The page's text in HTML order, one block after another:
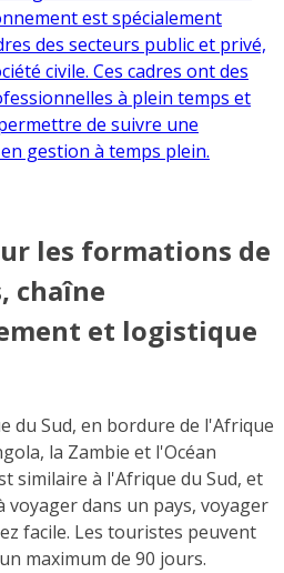
est spécialement
des secteurs public et privé,
civile. Ces cadres ont des
à plein temps et
de suivre une
gestion à temps plein.
les formations de
chaîne
et logistique
du Sud, en bordure de l'Afrique
la Zambie et l'Océan
similaire à l'Afrique du Sud, et
voyager dans un pays, voyager
facile. Les touristes peuvent
maximum de 90 jours.